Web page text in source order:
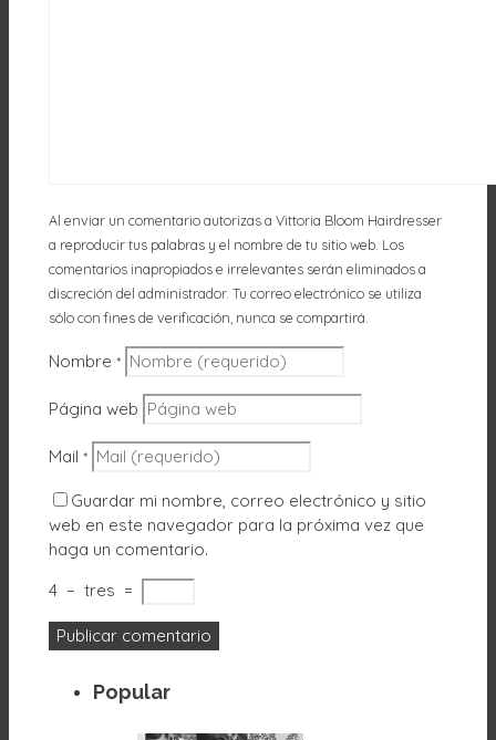
Al enviar un comentario autorizas a Vittoria Bloom Hairdresser
a reproducir tus palabras y el nombre de tu sitio web. Los
comentarios inapropiados e irrelevantes serán eliminados a
discreción del administrador. Tu correo electrónico se utiliza
sólo con fines de verificación, nunca se compartirá.
Nombre *
Página web
Mail *
Guardar mi nombre, correo electrónico y sitio
web en este navegador para la próxima vez que
haga un comentario.
4 − tres =
Popular